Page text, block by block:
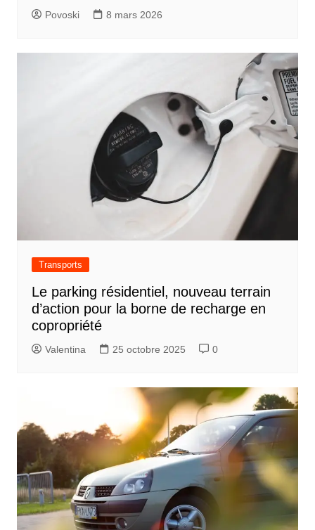
Povoski 8 mars 2026
Transports
Le parking résidentiel, nouveau terrain
d’action pour la borne de recharge en
copropriété
Valentina 25 octobre 2025 0